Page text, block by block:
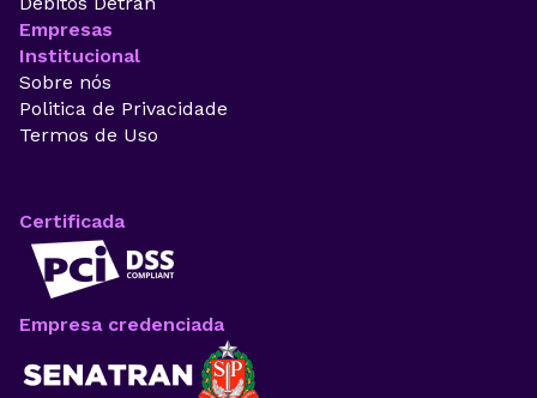
Empresas
Institucional
Sobre nós
Politica de Privacidade
Termos de Uso
Certificada
Empresa credenciada